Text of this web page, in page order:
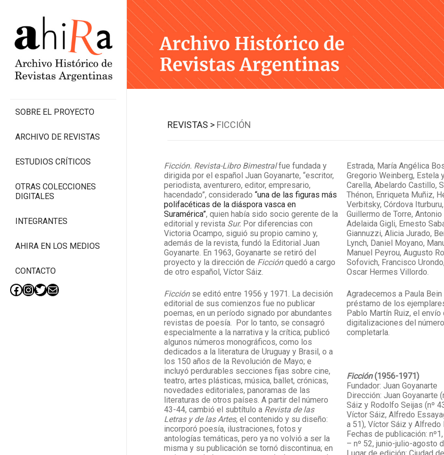
Skip
to
content
SOBRE EL PROYECTO
ARCHIVO DE REVISTAS
ESTUDIOS CRÍTICOS
OTRAS COLECCIONES
DIGITALES
INTEGRANTES
AHIRA EN LOS MEDIOS
CONTACTO
Facebook
Instagram
Twitter
Mail
REVISTAS > FICCIÓN
Ficción. Revista-Libro Bimestralfue fundada y
dirigida por el español Juan Goyanarte, “escritor,
periodista, aventurero, editor, empresario,
hacendado”, considerado“una de las figuras más
polifacéticas de la diáspora vasca en
Suramérica”, quien había sido socio gerente de la
editorial y revista Sur. Por diferencias con
Victoria Ocampo, siguió su propio camino y,
además de la revista, fundó la Editorial Juan
Goyanarte. En 1963, Goyanarte se retiró del
proyecto y la dirección de Ficciónquedó a cargo
de otro español, Víctor Sáiz.
Ficciónse editó entre 1956 y 1971. La decisión
editorial de sus comienzos fue no publicar
poemas, en un período signado por abundantes
revistas de poesía. Por lo tanto, se consagró
especialmente a la narrativa y la crítica; publicó
algunos números monográficos, como los
dedicados a la literatura de Uruguay y Brasil, o a
los 150 años de la Revolución de Mayo; e
incluyó perdurables secciones fijas sobre cine,
teatro, artes plásticas, música, ballet, crónicas,
novedades editoriales, panoramas de las
literaturas de otros países. A partir del número
43-44, cambió el subtítulo a Revista de las
Letras y de las Artes,el contenido y su diseño:
incorporó poesía, ilustraciones, fotos y
antologías temáticas, pero ya no volvió a ser la
misma y su publicación se tornó discontinua; en
Estrada, María Angélica
Gregorio Weinberg, Estela
Carella, Abelardo Castillo,
Thénon, Enriqueta Muñiz,
Verbitsky, Córdova
Guillermo de Torre,
Adelaida Gigli, Ernesto
Giannuzzi, Alicia Jurado,
Lynch, Daniel Moyano,
Manuel Peyrou, Augusto
Sofovich, Francisco
Oscar Hermes Villordo.
Agradecemos a Paula
préstamo de los
Pablo Martín Ruiz, el envío
digitalizaciones del
completarla.
Ficción(1956-1971)
Fundador: Juan Goyanarte
Dirección: Juan Goyanarte
Sáiz y Rodolfo Seijas (nº
Víctor Sáiz, Alfredo
a 51), Víctor Sáiz y Alfredo
Fechas de publicación:
– nº 52, junio-julio-agosto